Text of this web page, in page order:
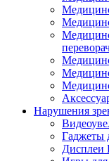
Нарушения
Гаджеты
Дисплеи